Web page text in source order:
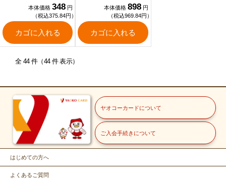
本体価格 348 円
（税込375.84円）
カゴに入れる
本体価格 898 円
（税込969.84円）
カゴに入れる
全 44 件（44 件 表示）
ヤオコーカードについて
ご入会手続きについて
はじめての方へ
よくあるご質問